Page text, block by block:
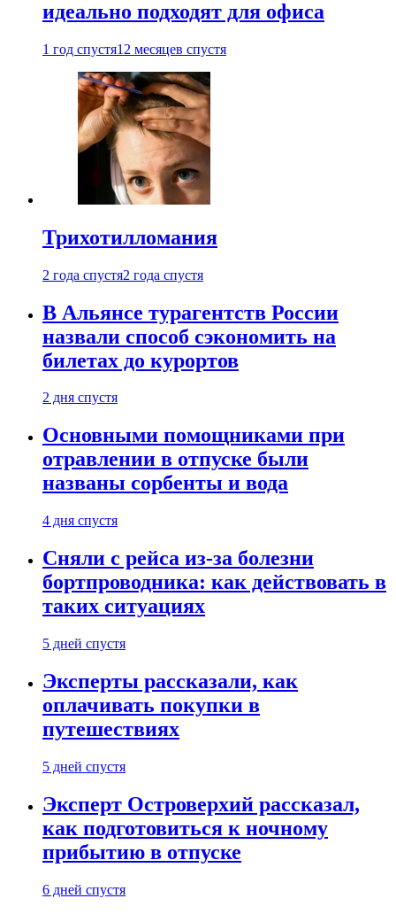
идеально подходят для офиса
1 год спустя12 месяцев спустя
Трихотилломания
2 года спустя2 года спустя
В Альянсе турагентств России
назвали способ сэкономить на
билетах до курортов
2 дня спустя
Основными помощниками при
отравлении в отпуске были
названы сорбенты и вода
4 дня спустя
Сняли с рейса из-за болезни
бортпроводника: как действовать в
таких ситуациях
5 дней спустя
Эксперты рассказали, как
оплачивать покупки в
путешествиях
5 дней спустя
Эксперт Островерхий рассказал,
как подготовиться к ночному
прибытию в отпуске
6 дней спустя